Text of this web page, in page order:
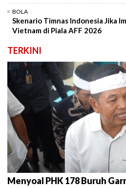
BOLA
Skenario Timnas Indonesia Jika
Vietnam di Piala AFF 2026
TERKINI
Menyoal PHK 178 Buruh